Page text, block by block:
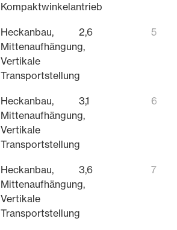
Kompaktwinkelantrieb
Heckanbau,
Mittenaufhängung,
Vertikale
Transportstellung
2,6 5
Heckanbau,
Mittenaufhängung,
Vertikale
Transportstellung
3,1 6
Heckanbau,
Mittenaufhängung,
Vertikale
Transportstellung
3,6 7